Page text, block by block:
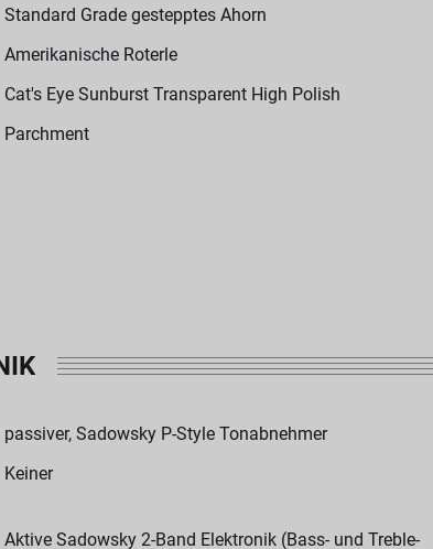
Standard Grade gestepptes Ahorn
Amerikanische Roterle
Cat's Eye Sunburst Transparent High Polish
Parchment
passiver, Sadowsky P-Style Tonabnehmer
Keiner
Aktive Sadowsky 2-Band Elektronik (Bass- und Treble-